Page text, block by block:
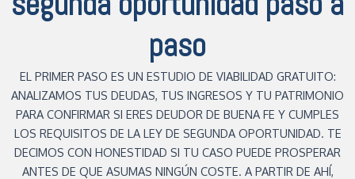
paso
EL PRIMER PASO ES UN ESTUDIO DE VIABILIDAD GRATUITO:
ANALIZAMOS TUS DEUDAS, TUS INGRESOS Y TU PATRIMONIO
PARA CONFIRMAR SI ERES DEUDOR DE BUENA FE Y CUMPLES
LOS REQUISITOS DE LA LEY DE SEGUNDA OPORTUNIDAD. TE
DECIMOS CON HONESTIDAD SI TU CASO PUEDE PROSPERAR
ANTES DE QUE ASUMAS NINGÚN COSTE. A PARTIR DE AHÍ,